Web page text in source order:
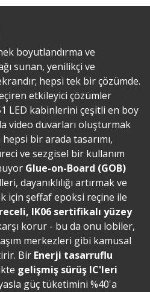
boyutlandırma ve
sunan, yenilikçi ve
hepsi tek bir çözümde.
etkileyici çözümler
LED kabinlerini çeşitli en boy
video duvarları oluşturmak
bir arada tasarımı,
ve sezgisel bir kullanım
Glue-on-Board (GOB)
dayanıklılığı artırmak ve
için şeffaf epoksi reçine ile
IK06 sertifikalı yüzey
korur - bu da onu lobiler,
merkezleri gibi kamusal
Bir Enerji tasarruflu
gelişmiş sürüş IC'leri
güç tüketimini %40'a